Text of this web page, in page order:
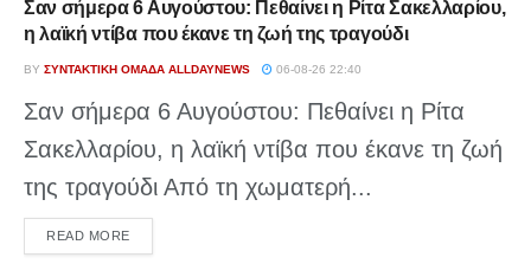
Σαν σήμερα 6 Αυγούστου: Πεθαίνει η Ρίτα Σακελλαρίου,
η λαϊκή ντίβα που έκανε τη ζωή της τραγούδι
BY ΣΥΝΤΑΚΤΙΚΉ ΟΜΆΔΑ ALLDAYNEWS 06-08-26 22:40
Σαν σήμερα 6 Αυγούστου: Πεθαίνει η Ρίτα
Σακελλαρίου, η λαϊκή ντίβα που έκανε τη ζωή
της τραγούδι Από τη χωματερή...
READ MOREDETAILS